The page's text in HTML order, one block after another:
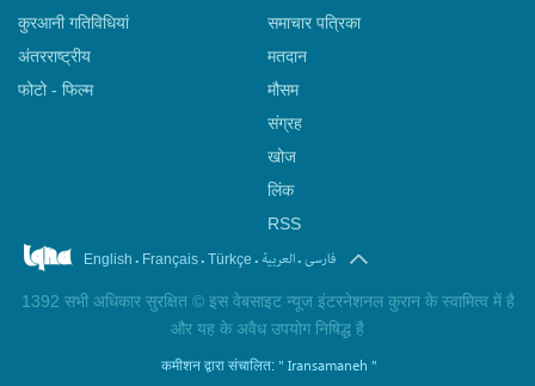
कुरआनी गतिविधियां
अंतरराष्ट्रीय
फोटो - फिल्म
समाचार पत्रिका
मतदान
मौसम
संग्रह
खोज
लिंक
RSS
English . Français. Türkçe . العربیة.فارسی
1392 सभी अधिकार सुरक्षित © इस वेबसाइट न्यूज इंटरनेशनल कुरान के स्वामित्व में है
और यह के अवैध उपयोग निषिद्ध है
कमीशन द्वारा संचालित: " Iransamaneh "